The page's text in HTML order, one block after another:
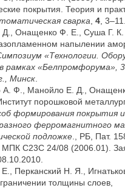
покрытия. Теория и
сварка 4 , 3–11.
Онащенко Ф. Е., Суша Г. К.
напылении
«Технологии.
рамках «Белпромфорума»,
Минск
А. Ф., Манойло Е. Д.,
порошковой
формирования покрытия
ферромагнитного
подложке ., РБ, Пат.
МПК С23С 24/08 (2006.01).
Е., Перканский Н. Я.,
толщины слоев,